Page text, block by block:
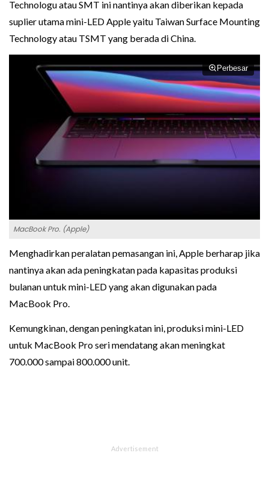
Technologu atau SMT ini nantinya akan diberikan kepada
suplier utama mini-LED Apple yaitu Taiwan Surface Mounting
Technology atau TSMT yang berada di China.
Perbesar
MacBook Pro. (Apple)
Menghadirkan peralatan pemasangan ini, Apple berharap jika
nantinya akan ada peningkatan pada kapasitas produksi
bulanan untuk mini-LED yang akan digunakan pada
MacBook Pro.
Kemungkinan, dengan peningkatan ini, produksi mini-LED
untuk MacBook Pro seri mendatang akan meningkat
700.000 sampai 800.000 unit.